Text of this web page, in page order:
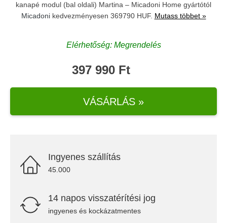
kanapé modul (bal oldali) Martina – Micadoni Home gyártótól
Micadonikedvezményesen 369790 HUF. Mutass többet »
Elérhetőség: Megrendelés
397 990 Ft
VÁSÁRLÁS »
Ingyenes szállítás
45.000
14 napos visszatérítési jog
ingyenes és kockázatmentes